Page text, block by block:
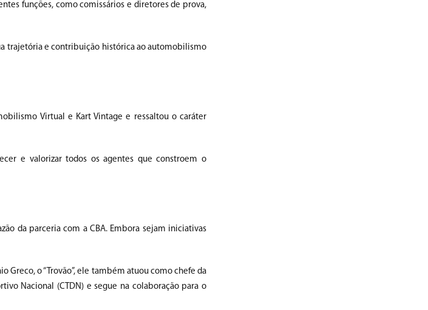
funções, como comissários e diretores de prova,
trajetória e contribuição histórica ao automobilismo
Virtual e Kart Vintage e ressaltou o caráter
e valorizar todos os agentes que constroem o
da parceria com a CBA. Embora sejam iniciativas
Greco, o “Trovão”, ele também atuou como chefe da
Nacional (CTDN) e segue na colaboração para o